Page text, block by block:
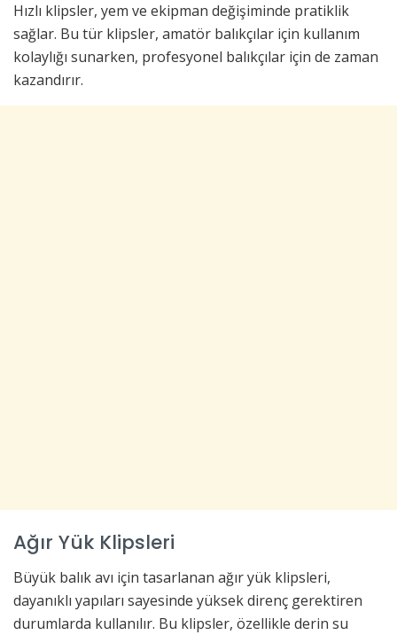
Hızlı klipsler, yem ve ekipman değişiminde pratiklik
sağlar. Bu tür klipsler, amatör balıkçılar için kullanım
kolaylığı sunarken, profesyonel balıkçılar için de zaman
kazandırır.
Ağır Yük Klipsleri
Büyük balık avı için tasarlanan ağır yük klipsleri,
dayanıklı yapıları sayesinde yüksek direnç gerektiren
durumlarda kullanılır. Bu klipsler, özellikle derin su